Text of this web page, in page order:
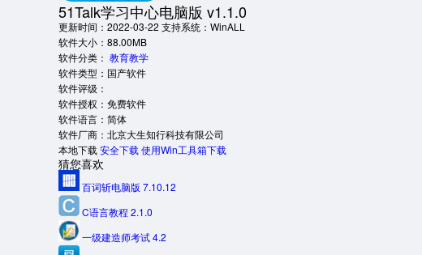
51Talk学习中心电脑版 v1.1.0
更新时间：2022-03-22 支持系统：WinALL
软件大小：88.00MB
软件分类： 教育教学
软件类型：国产软件
软件评级：
软件授权：免费软件
软件语言：简体
软件厂商：北京大生知行科技有限公司
本地下载安全下载使用Win工具箱下载
猜您喜欢
百词斩电脑版 7.10.12
C语言教程 2.1.0
一级建造师考试 4.2